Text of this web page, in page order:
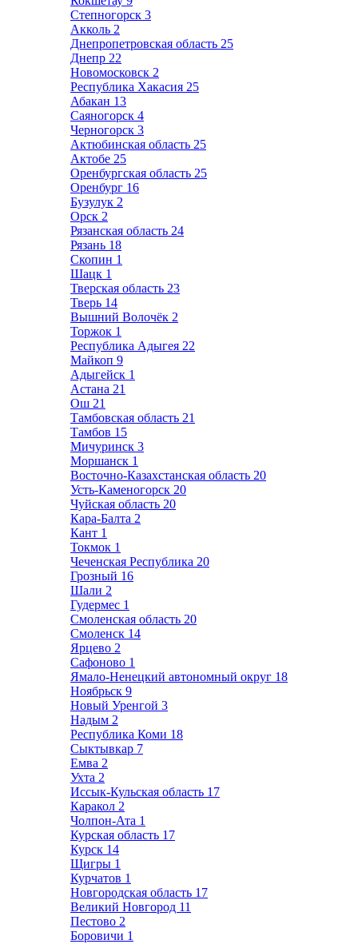
Степногорск 3
Акколь 2
Днепропетровская область 25
Днепр 22
Новомосковск 2
Республика Хакасия 25
Абакан 13
Саяногорск 4
Черногорск 3
Актюбинская область 25
Актобе 25
Оренбургская область 25
Оренбург 16
Бузулук 2
Орск 2
Рязанская область 24
Рязань 18
Скопин 1
Шацк 1
Тверская область 23
Тверь 14
Вышний Волочёк 2
Торжок 1
Республика Адыгея 22
Майкоп 9
Адыгейск 1
Астана 21
Ош 21
Тамбовская область 21
Тамбов 15
Мичуринск 3
Моршанск 1
Восточно-Казахстанская область 20
Усть-Каменогорск 20
Чуйская область 20
Кара-Балта 2
Кант 1
Токмок 1
Чеченская Республика 20
Грозный 16
Шали 2
Гудермес 1
Смоленская область 20
Смоленск 14
Ярцево 2
Сафоново 1
Ямало-Ненецкий автономный округ 18
Ноябрьск 9
Новый Уренгой 3
Надым 2
Республика Коми 18
Сыктывкар 7
Емва 2
Ухта 2
Иссык-Кульская область 17
Каракол 2
Чолпон-Ата 1
Курская область 17
Курск 14
Щигры 1
Курчатов 1
Новгородская область 17
Великий Новгород 11
Пестово 2
Боровичи 1